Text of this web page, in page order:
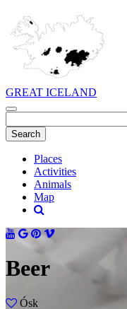
GREAT ICELAND
Places
Activities
Animals
Map
Beer
Ósk